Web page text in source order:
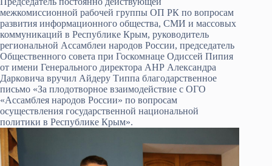
межкомиссионной рабочей группы ОП РК по вопросам
развития информационного общества, СМИ и массовых
коммуникаций в Республике Крым, руководитель
региональной Ассамблеи народов России, председатель
Общественного совета при Госкомнаце Одиссей Пипия
от имени Генерального директора АНР Александра
Дарковича вручил Айдеру Типпа благодарственное
письмо «За плодотворное взаимодействие с ОГО
«Ассамблея народов России» по вопросам
осуществления государственной национальной
политики в Республике Крым».